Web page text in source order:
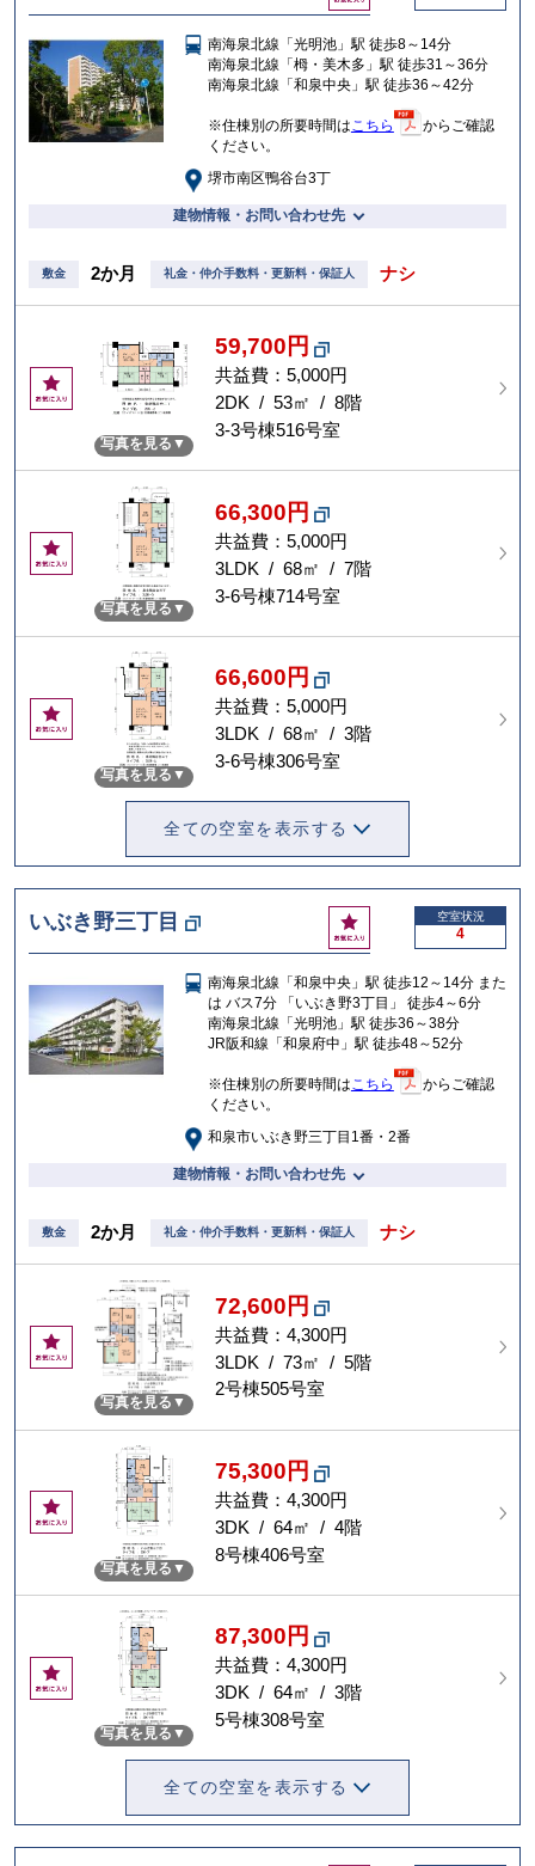
入
り
南海泉北線「光明池」駅 徒歩8～14分
南海泉北線「栂・美木多」駅 徒歩31～36分
南海泉北線「和泉中央」駅 徒歩36～42分
※住棟別の所要時間は こちら
からご確認
ください。
堺市南区鴨谷台3丁
建物情報・お問い合わせ先
敷金 2か月 礼金・仲介手数料・更新料・保証人 ナシ
お
気
り
写真を見る
59,700円
共益費：5,000円
2DK / 53㎡ / 8階
3-3号棟516号室
お
気
り
写真を見る
66,300円
共益費：5,000円
3LDK / 68㎡ / 7階
3-6号棟714号室
お
気
写真を見る
66,600円
共益費：5,000円
3LDK / 68㎡ / 3階
3-6号棟306号室
全ての空室を表示する
いぶき野三丁目
お
気
入
り
空室状況
4
南海泉北線「和泉中央」駅 徒歩12～14分 また
は バス7分 「いぶき野3丁目」 徒歩4～6分
南海泉北線「光明池」駅 徒歩36～38分
JR阪和線「和泉府中」駅 徒歩48～52分
※住棟別の所要時間はこちら
からご確認
ください。
和泉市いぶき野三丁目1番・2番
建物情報・お問い合わせ先
敷金 2か月 礼金・仲介手数料・更新料・保証人 ナシ
お
気
り
写真を見る
72,600円
共益費：4,300円
3LDK / 73㎡ / 5階
2号棟505号室
お
気
り
写真を見る
75,300円
共益費：4,300円
3DK / 64㎡ / 4階
8号棟406号室
お
気
写真を見る
87,300円
共益費：4,300円
3DK / 64㎡ / 3階
5号棟308号室
全ての空室を表示する